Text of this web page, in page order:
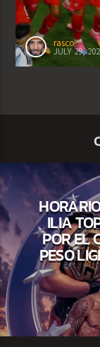
rasco
JULY 29,
ILIA
POR EL
PESO